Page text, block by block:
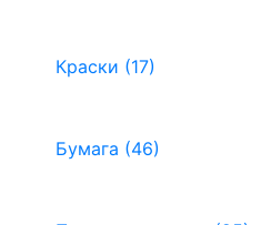
Краски (17)
Бумага (46)